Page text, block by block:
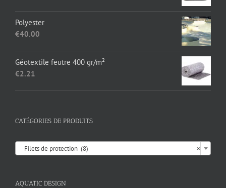
Polyester
€40.00
Géotextile feutre 400 gr/m²
€2.21
CATÉGORIES DE PRODUITS
×
Filets de protection (8)
AQUATIC DESIGN